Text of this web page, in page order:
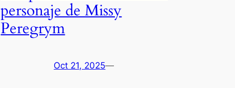
personaje de Missy
Peregrym
Oct 21, 2025—